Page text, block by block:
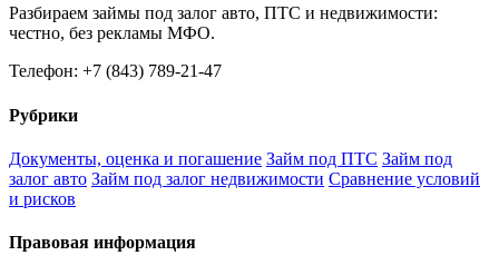
Разбираем займы под залог авто, ПТС и недвижимости:
честно, без рекламы МФО.
Телефон: +7 (843) 789-21-47
Рубрики
Документы, оценка и погашение Займ под ПТС Займ под
залог авто Займ под залог недвижимости Сравнение условий
и рисков
Правовая информация